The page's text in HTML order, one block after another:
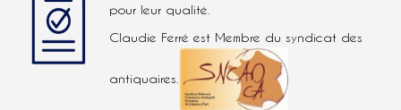
pour leur qualité.
Claudie Ferré est Membre du syndicat des
antiquaires.